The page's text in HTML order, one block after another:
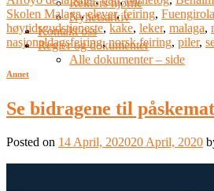
Rektors hjørne
Nyhetsarkiv
Kontakt oss
Regler og dokumenter
Alle dokumenter – side
Skolen Malaga,elever,feiring, Fuengirola
høytidsgudstjeneste, kake, leker, malaga,
nasjonaldagsfeiring,norsk feiring, piler,
Annet
Se bidragene til
Posted on 14 April, 202020 April, 2020